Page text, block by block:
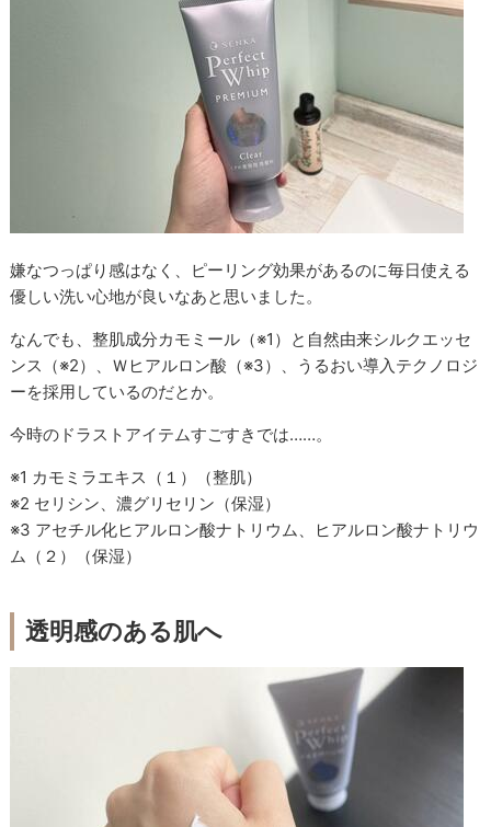
嫌なつっぱり感はなく、ピーリング効果があるのに毎日使える
優しい洗い心地が良いなあと思いました。
なんでも、整肌成分カモミール （※1） と自然由来シルクエッセ
ンス （※2） 、Ｗヒアルロン酸 （※3） 、うるおい導入テクノロジ
ーを採用しているのだとか。
今時のドラストアイテムすごすきでは……。
※1 カモミラエキス（１）（整肌）
※2 セリシン、濃グリセリン（保湿）
※3 アセチル化ヒアルロン酸ナトリウム、ヒアルロン酸ナトリウ
ム（２）（保湿）
透明感のある肌へ